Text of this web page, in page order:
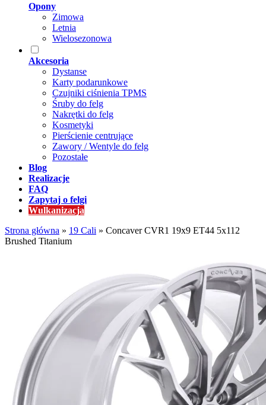
Opony
Zimowa
Letnia
Wielosezonowa
Akcesoria
Dystanse
Karty podarunkowe
Czujniki ciśnienia TPMS
Śruby do felg
Nakrętki do felg
Kosmetyki
Pierścienie centrujące
Zawory / Wentyle do felg
Pozostałe
Blog
Realizacje
FAQ
Zapytaj o felgi
Wulkanizacja
Strona główna » 19 Cali » Concaver CVR1 19x9 ET44 5x112
Brushed Titanium